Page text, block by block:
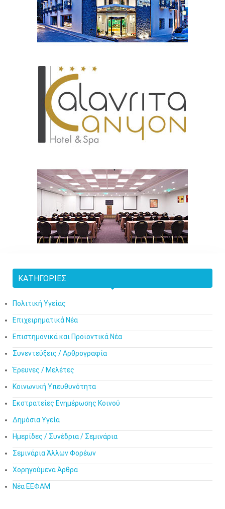
ΚΑΤΗΓΟΡΊΕΣ
Πολιτική Υγείας
Επιχειρηματικά Νέα
Επιστημονικά και Προϊοντικά Νέα
Συνεντεύξεις / Αρθρογραφία
Έρευνες / Μελέτες
Κοινωνική Υπευθυνότητα
Εκστρατείες Ενημέρωσης Κοινού
Δημόσια Υγεία
Ημερίδες / Συνέδρια / Σεμινάρια
Σεμινάρια Άλλων Φορέων
Χορηγούμενα Άρθρα
Νέα ΕΕΦΑΜ